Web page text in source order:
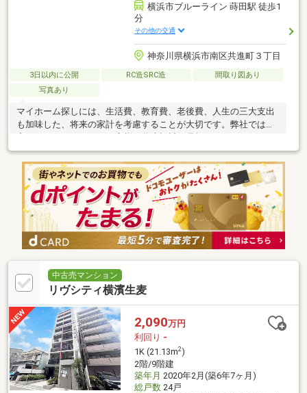
横浜市ブルーライン 蒔田駅 徒歩1
分
その他の交通
神奈川県横浜市南区共進町３丁目
3日以内に公開 RC造SRC造
間取り図あり
写真あり
マイホーム探しには、生活費、教育費、老後費、人生の三大支出
も加味した、将来の家計を考慮することが大切です。弊社では住
宅FPアドバイザーが、お客様の将来設計を見据えたコンサルティ
ングを実施します。
中古売マンション
リヴシティ横濱生麦
2,090万円
利回り -
1K (21.13m2)
2階/9階建
築年月 2020年2月(築6年7ヶ月)
総戸数24戸